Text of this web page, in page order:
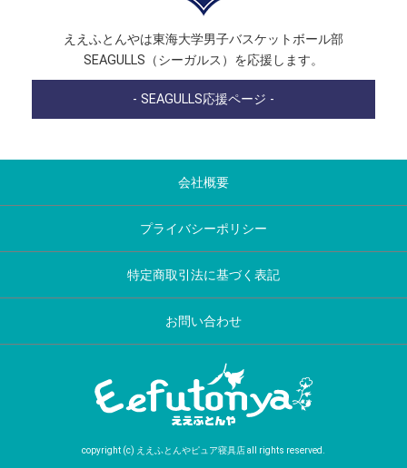
ええふとんやは東海大学男子バスケットボール部
SEAGULLS（シーガルス）を応援します。
- SEAGULLS応援ページ -
会社概要
プライバシーポリシー
特定商取引法に基づく表記
お問い合わせ
copyright (c) ええふとんやピュア寝具店 all rights reserved.